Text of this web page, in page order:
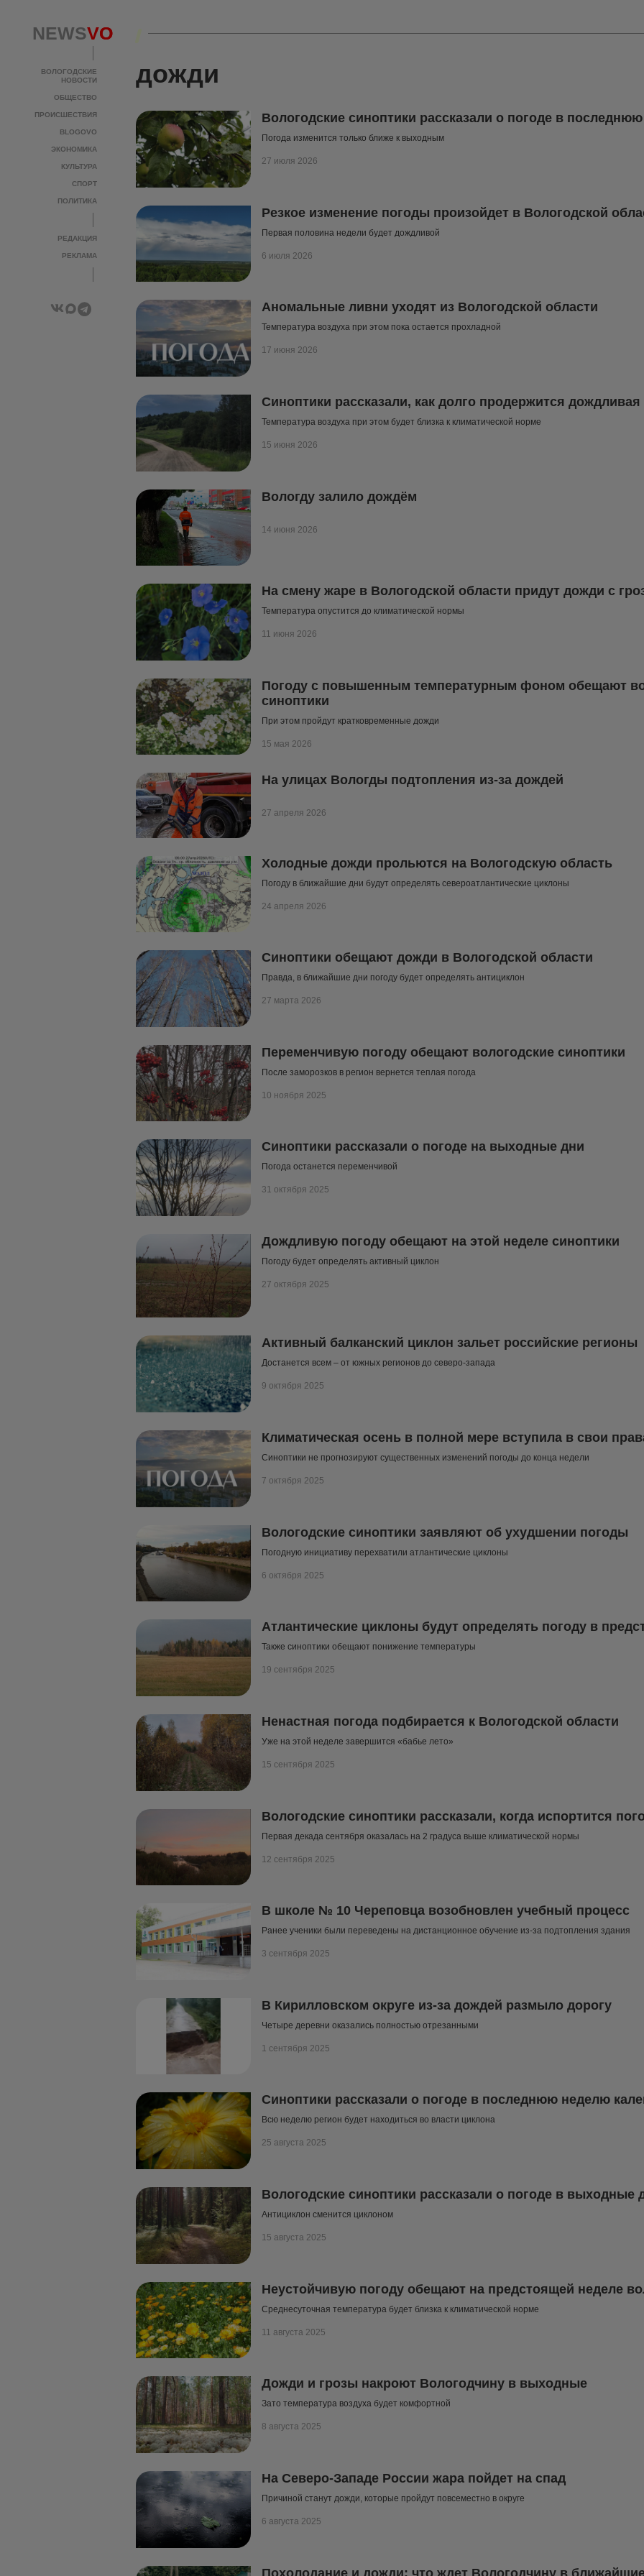
NEWSVO
ВОЛОГОДСКИЕ
НОВОСТИ
ОБЩЕСТВО
ПРОИСШЕСТВИЯ
BLOGOVO
ЭКОНОМИКА
КУЛЬТУРА
СПОРТ
ПОЛИТИКА
РЕДАКЦИЯ
РЕКЛАМА
NEWSVO
ВОЛОГОДСКИЕ
НОВОСТИ
ОБЩЕСТВО
ПРОИСШЕСТВИЯ
BLOGOVO
ЭКОНОМИКА
КУЛЬТУРА
СПОРТ
ПОЛИТИКА
РЕДАКЦИЯ
РЕКЛАМА
дожди
Вологодские синоптики рассказали о погоде в
Погода изменится только ближе к выходным
27 июля 2026
Резкое изменение погоды произойдет в Вологодской
Первая половина недели будет дождливой
6 июля 2026
Аномальные ливни уходят из Вологодской области
Температура воздуха при этом пока остается прохладной
17 июня 2026
Синоптики рассказали, как долго продержится дождливая
Температура воздуха при этом будет близка к климатической норме
15 июня 2026
Вологду залило дождём
14 июня 2026
На смену жаре в Вологодской области придут дожди с
Температура опустится до климатической нормы
11 июня 2026
Погоду с повышенным температурным фоном обещают
синоптики
При этом пройдут кратковременные дожди
15 мая 2026
На улицах Вологды подтопления из-за дождей
27 апреля 2026
Холодные дожди прольются на Вологодскую область
Погоду в ближайшие дни будут определять североатлантические циклоны
24 апреля 2026
Синоптики обещают дожди в Вологодской области
Правда, в ближайшие дни погоду будет определять антициклон
27 марта 2026
Переменчивую погоду обещают вологодские синоптики
После заморозков в регион вернется теплая погода
10 ноября 2025
Синоптики рассказали о погоде на выходные дни
Погода останется переменчивой
31 октября 2025
Дождливую погоду обещают на этой неделе синоптики
Погоду будет определять активный циклон
27 октября 2025
Активный балканский циклон зальет российские регионы
Достанется всем – от южных регионов до северо-запада
9 октября 2025
Климатическая осень в полной мере вступила в свои
Синоптики не прогнозируют существенных изменений погоды до конца недели
7 октября 2025
Вологодские синоптики заявляют об ухудшении погоды
Погодную инициативу перехватили атлантические циклоны
6 октября 2025
Атлантические циклоны будут определять погоду в
Также синоптики обещают понижение температуры
19 сентября 2025
Ненастная погода подбирается к Вологодской области
Уже на этой неделе завершится «бабье лето»
15 сентября 2025
Вологодские синоптики рассказали, когда испортится
Первая декада сентября оказалась на 2 градуса выше климатической нормы
12 сентября 2025
В школе № 10 Череповца возобновлен учебный процесс
Ранее ученики были переведены на дистанционное обучение из-за подтопления здания
3 сентября 2025
В Кирилловском округе из-за дождей размыло дорогу
Четыре деревни оказались полностью отрезанными
1 сентября 2025
Синоптики рассказали о погоде в последнюю неделю
Всю неделю регион будет находиться во власти циклона
25 августа 2025
Вологодские синоптики рассказали о погоде в выходные
Антициклон сменится циклоном
15 августа 2025
Неустойчивую погоду обещают на предстоящей неделе
Среднесуточная температура будет близка к климатической норме
11 августа 2025
Дожди и грозы накроют Вологодчину в выходные
Зато температура воздуха будет комфортной
8 августа 2025
На Северо-Западе России жара пойдет на спад
Причиной станут дожди, которые пройдут повсеместно в округе
6 августа 2025
Похолодание и дожди: что ждет Вологодчину в